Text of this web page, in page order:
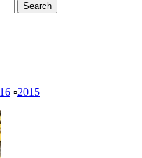
Search
▫2015